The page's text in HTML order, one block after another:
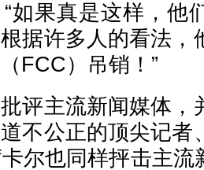
如果真是这样，他
据许多人的看法，
FCC）吊销！”
评主流新闻媒体，
不公正的顶尖记者
尔也同样抨击主流